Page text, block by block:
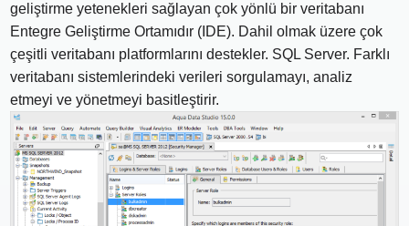
geliştirme yetenekleri sağlayan çok yönlü bir veritabanı
Entegre Geliştirme Ortamıdır (IDE). Dahil olmak üzere çok
çeşitli veritabanı platformlarını destekler. SQL Server. Farklı
veritabanı sistemlerindeki verileri sorgulamayı, analiz
etmeyi ve yönetmeyi basitleştirir.